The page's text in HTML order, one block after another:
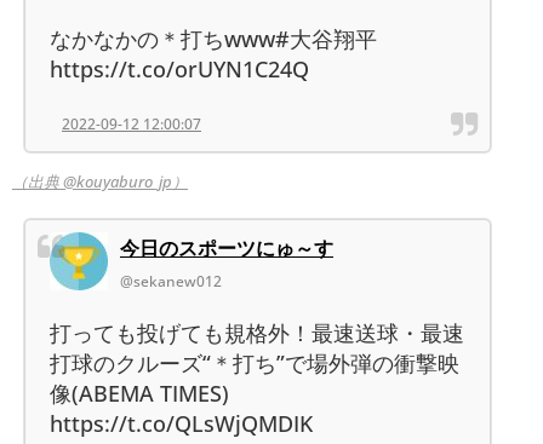
なかなかの＊打ちwww#大谷翔平
https://t.co/orUYN1C24Q
2022-09-12 12:00:07
（出典 @kouyaburo_jp）
今日のスポーツにゅ～す
@sekanew012
打っても投げても規格外！最速送球・最速
打球のクルーズ“＊打ち”で場外弾の衝撃映
像(ABEMA TIMES)
https://t.co/QLsWjQMDIK